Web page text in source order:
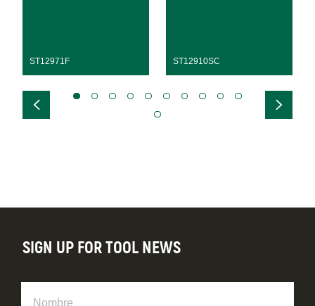
ST12971F ST12910SC
SIGN UP FOR TOOL NEWS